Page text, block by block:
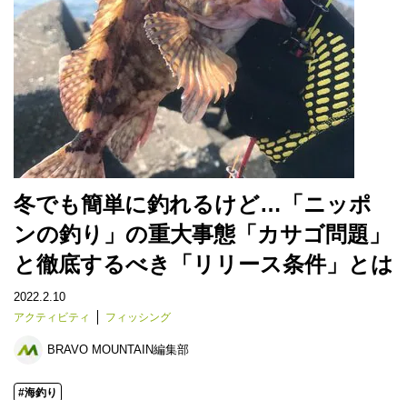
冬でも簡単に釣れるけど…「ニッポ
ンの釣り」の重大事態「カサゴ問題」
と徹底するべき「リリース条件」とは
2022.2.10
アクティビティ フィッシング
BRAVO MOUNTAIN編集部
#海釣り